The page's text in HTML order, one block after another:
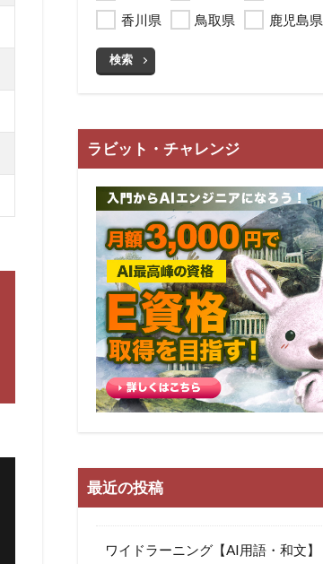
香川県
鳥取県 鹿児島県
検索
ラビット・チャレンジ
最近の投稿
ワイドラーニング【AI用語・和文】